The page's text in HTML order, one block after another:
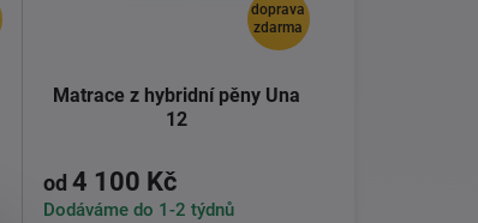
doprava
zdarma
Matrace z hybridní pěny Una
12
od 4 100 Kč
Dodáváme do 1-2 týdnů